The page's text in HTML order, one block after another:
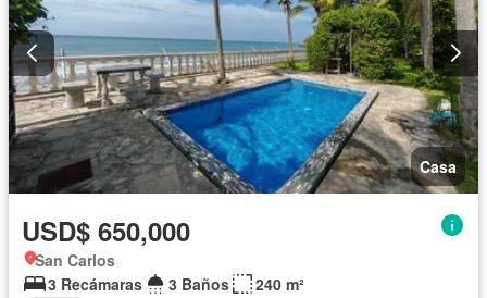
Casa
USD$ 650,000
San Carlos
3 Recámaras
3 Baños
240 m²